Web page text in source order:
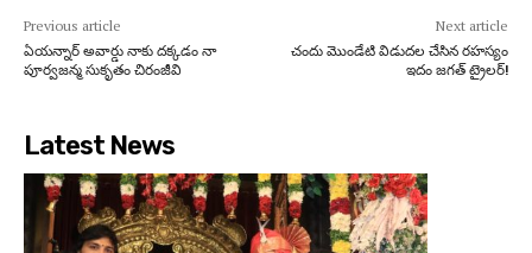
Previous article
ఏయన్నార్‌ అవార్డు నాకు దక్కడం నా
పూర్వజన్మ సుకృతం చిరంజీవి
Next article
చందు మొండేటి విడుదల చేసిన రహస్యం
ఇదం జగత్‌ ట్రైలర్‌!
Latest News